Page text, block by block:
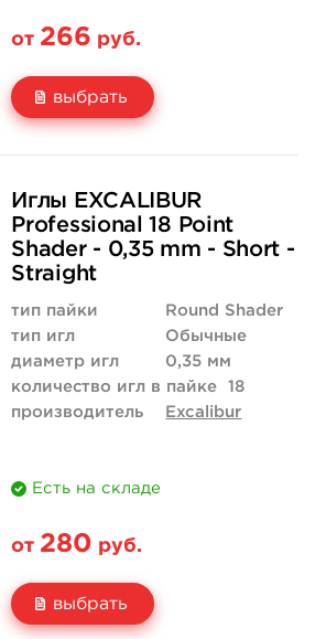
от 266 руб.
выбрать
266 руб.
купить
2 518 руб.
купить
Иглы EXCALIBUR
Professional 18 Point
Shader - 0,35 mm - Short -
Straight
тип пайки
Round Shader
тип игл
Обычные
диаметр игл
0,35 мм
количество игл в пайке
18
производитель
Excalibur
Есть на складе
от 280 руб.
выбрать